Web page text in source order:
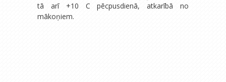
tā arī +10 C pēcpusdienā, atkarībā no
mākoņiem.